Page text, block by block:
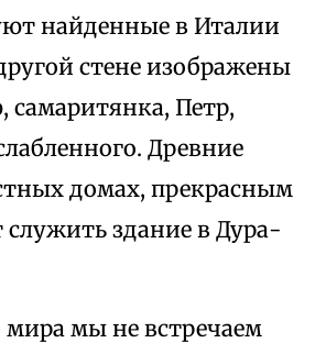
найденные в Италии
стене изображены
Петр,
Древние
домах, прекрасным
здание в Дура-
мира мы не встречаем